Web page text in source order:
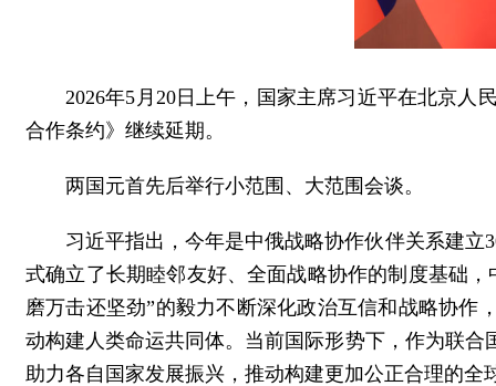
2026年5月20日上午，国家主席习近平在北京
合作条约》继续延期。
两国元首先后举行小范围、大范围会谈。
习近平指出，今年是中俄战略协作伙伴关系建
式确立了长期睦邻友好、全面战略协作的制度基础
磨万击还坚劲”的毅力不断深化政治互信和战略协作
动构建人类命运共同体。当前国际形势下，作为联
助力各自国家发展振兴，推动构建更加公正合理的全